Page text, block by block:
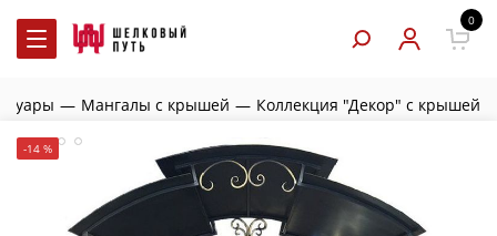
0
— Мангалы с крышей — Коллекция "Декор" с крышей
-14 %